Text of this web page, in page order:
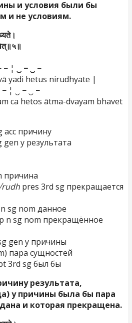
и условия были бы
и не условиям.
¦ ‿ − ‿ −
yadi hetus nirudhyate |
¦ ‿ − ‿ −
ca hetos ātma-dvayam bhavet
acc причину
gen у результата
причина
pres 3rd sg прекращается
sg nom данное
n sg nom прекращённое
gen у причины
пара сущностей
3rd sg был бы
результата,
у причины была бы пара
и которая прекращена.